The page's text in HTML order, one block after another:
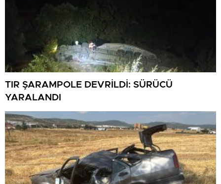
TIR ŞARAMPOLE DEVRİLDİ: SÜRÜCÜ
YARALANDI